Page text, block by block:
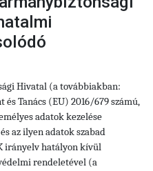
Hivatal (a továbbiakban:
Tanács (EU) 2016/679 számú,
adatok kezelése
az ilyen adatok szabad
irányelv hatályon kívül
rendeletével (a